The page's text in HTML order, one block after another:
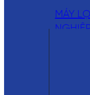
MÁY